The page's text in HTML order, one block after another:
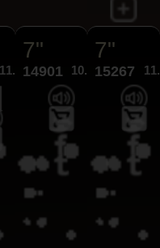
11.95€
7"
14901 10.95€
7"
15267